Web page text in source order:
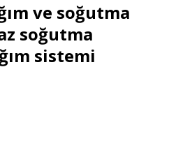
ve soğutma
soğutma
sistemi